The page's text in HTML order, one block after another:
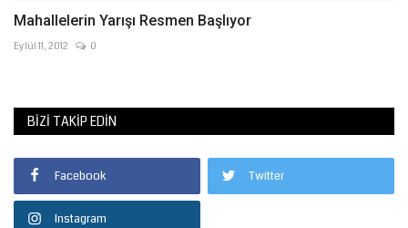
Mahallelerin Yarışı Resmen Başlıyor
Eylül 11, 2012 0
BIZI TAKIP EDIN
Facebook Twitter
Instagram